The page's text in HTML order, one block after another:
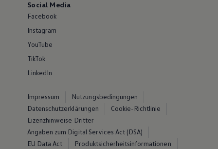
Social Media
Facebook
Instagram
YouTube
TikTok
LinkedIn
Impressum
Nutzungsbedingungen
Datenschutzerklärungen
Cookie-Richtlinie
Lizenzhinweise Dritter
Angaben zum Digital Services Act (DSA)
EU Data Act
Produktsicherheitsinformationen